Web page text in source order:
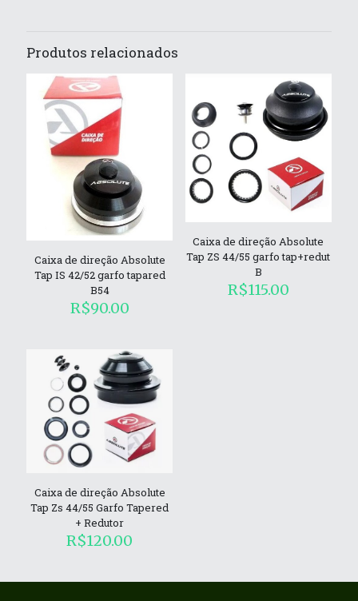
Produtos relacionados
Caixa de direção Absolute
Tap IS 42/52 garfo tapared
B54
R$90.00
Caixa de direção Absolute
Tap ZS 44/55 garfo tap+redut
B
R$115.00
Caixa de direção Absolute
Tap Zs 44/55 Garfo Tapered
+ Redutor
R$120.00